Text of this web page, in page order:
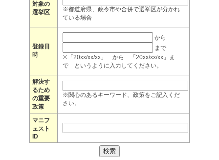
対象の
選挙区
※都道府県、政令市や合併で選挙区が分かれ
ている場合
登録日
時
から
まで
※「20xx/xx/xx」 から 「20xx/xx/xx」ま
で というように入力してください。
解決す
るため
の重要
政策
※関心のあるキーワード、政策をご記入くだ
さい。
マニフ
ェスト
ID